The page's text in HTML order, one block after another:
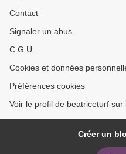
Contact
Signaler un abus
C.G.U.
Cookies et données
Préférences cookies
Voir le profil de beatriceturf sur
Créer un